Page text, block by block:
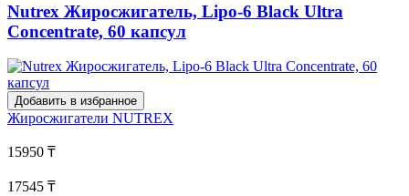
Nutrex Жиросжигатель, Lipo-6 Black Ultra
Concentrate, 60 капсул
Добавить в избранное
Жиросжигатели NUTREX
15950 ₸
17545 ₸